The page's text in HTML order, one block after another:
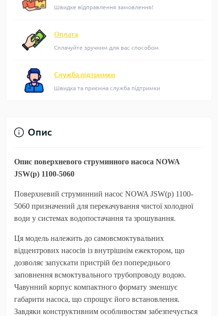
Швидке відправлення замовлення!
Оплата
Сплачуйте зручним для вас способом
Служба підтримки
Швидка та приємна служба підтримки
Опис
Опис поверхневого струминного насоса NOWA
JSW(p) 1100-5060
Поверхневий струминний насос NOWA JSW(p) 1100-
5060 призначений для перекачування чистої холодної
води у системах водопостачання та зрошування.
Ця модель належить до самовсмоктувальних
відцентрових насосів із внутрішнім ежектором, що
дозволяє запускати пристрій без попереднього
заповнення всмоктувального трубопроводу водою.
Чавунний корпус компактного формату зменшує
габарити насоса, що спрощує його встановлення.
Завдяки конструктивним особливостям забезпечується